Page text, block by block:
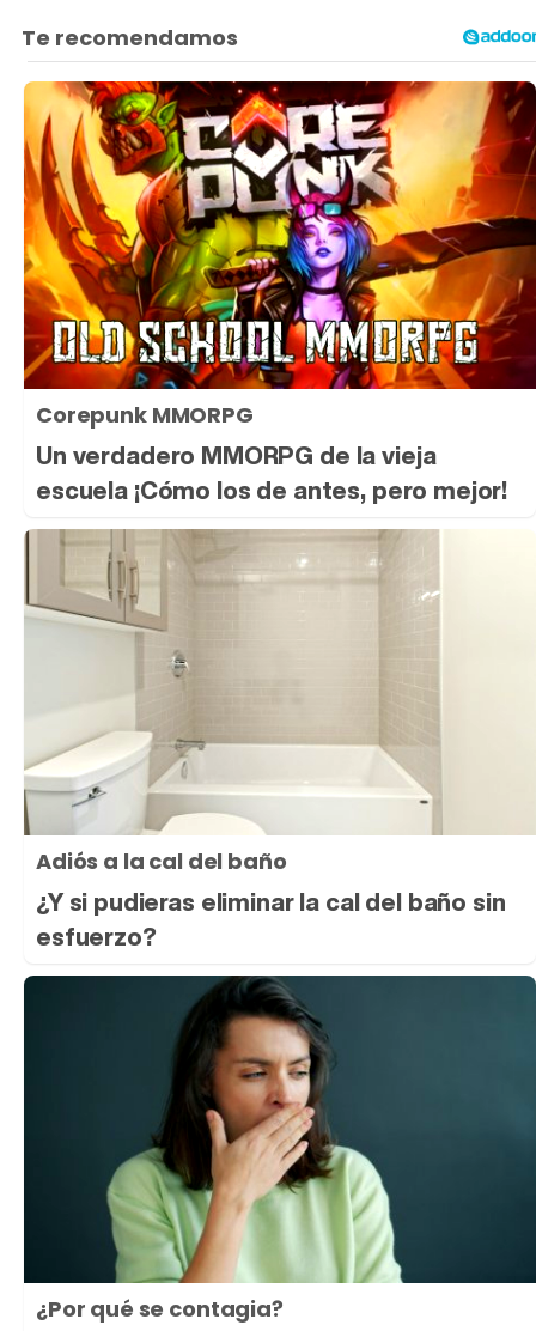
Corepunk MMORPG
Un verdadero MMORPG de la vieja
escuela ¡Cómo los de antes, pero mejor!
Adiós a la cal del baño
¿Y si pudieras eliminar la cal del baño sin
esfuerzo?
¿Por qué se contagia?